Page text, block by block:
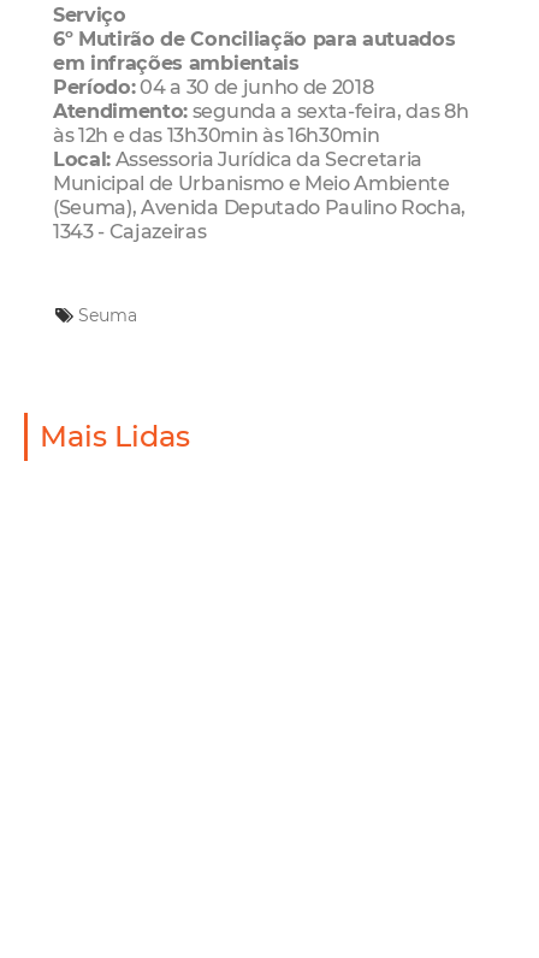
Serviço
6º Mutirão de Conciliação para autuados
em infrações ambientais
Período:04 a 30 de junho de 2018
Atendimento: segunda a sexta-feira, das 8h
às 12h e das 13h30min às 16h30min
Local: Assessoria Jurídica da Secretaria
Municipal de Urbanismo e Meio Ambiente
(Seuma), Avenida Deputado Paulino Rocha,
1343 - Cajazeiras
Seuma
Mais Lidas